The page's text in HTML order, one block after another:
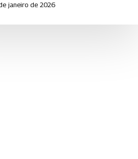
janeiro de 2026